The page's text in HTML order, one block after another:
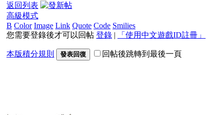
返回列表
高級模式
B Color Image Link Quote Code Smilies
您需要登錄後才可以回帖 登錄 | 「使用中文遊戲ID註冊」
本版積分規則 發表回復 回帖後跳轉到最後一頁